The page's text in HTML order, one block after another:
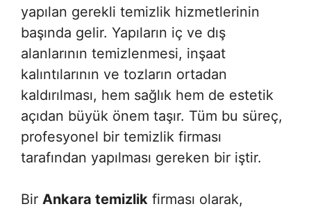
yapılan gerekli temizlik hizmetlerinin
başında gelir. Yapıların iç ve dış
alanlarının temizlenmesi, inşaat
kalıntılarının ve tozların ortadan
kaldırılması, hem sağlık hem de estetik
açıdan büyük önem taşır. Tüm bu süreç,
profesyonel bir temizlik firması
tarafından yapılması gereken bir iştir.
Bir Ankara temizlik firması olarak,